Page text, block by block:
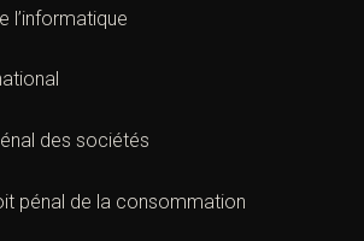
l’informatique
des sociétés
pénal de la consommation